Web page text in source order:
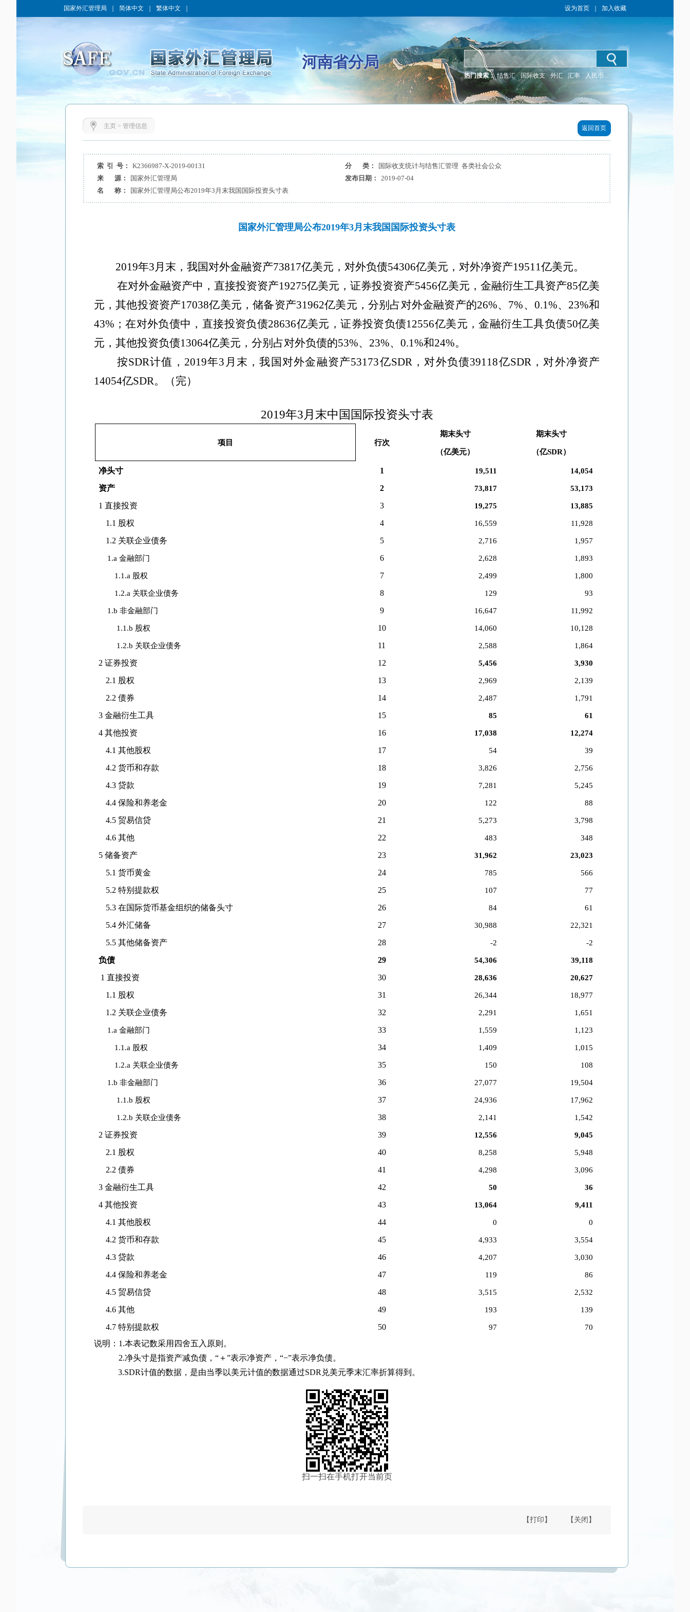
国家外汇管理局 简体中文 繁体中文 设为首页 加入收藏
河南省分局
热门搜索： 结售汇 国际收支 外汇 汇率 人民币
主页> 管理信息 返回首页
索 引 号： K2366987-X-2019-00131 分 类：
国际收支统计与结售汇管理 各类社会公众
来 源：
国家外汇管理局 发布日期：
2019-07-04
名 称：
国家外汇管理局公布2019年3月末我国国际投资头寸表
国家外汇管理局公布2019年3月末我国国际投资头寸表
2019年3月末，我国对外金融资产73817亿美元，对外负债54306亿美元，对外净资产19511亿美元。
在对外金融资产中，直接投资资产19275亿美元，证券投资资产5456亿美元，金融衍生工具资产85亿美
元，其他投资资产17038亿美元，储备资产31962亿美元，分别占对外金融资产的26%、 7%、 0.1%、 23%和
43% ；在对外负债中，直接投资负债28636亿美元，证券投资负债12556亿美元，金融衍生工具负债50亿美
元，其他投资负债13064亿美元，分别占对外负债的53%、 23%、 0.1%和24%。
按SDR计值， 2019年3 月末，我国对外金融资产53173亿SDR，对外负债39118亿SDR，对外净资产
14054亿SDR。（完）
2019年3月末中国国际投资头寸表
项目 行次
期末头寸
（亿美元）
期末头寸
（亿SDR）
净头寸 1 19,511 14,054
资产 2 73,817 53,173
1 直接投资 3 19,275 13,885
1.1 股权 4 16,559 11,928
1.2 关联企业债务 5 2,716 1,957
1.a 金融部门 6 2,628 1,893
1.1.a 股权 7 2,499 1,800
1.2.a 关联企业债务 8 129 93
1.b 非金融部门 9 16,647 11,992
1.1.b 股权 10 14,060 10,128
1.2.b 关联企业债务 11 2,588 1,864
2 证券投资 12 5,456 3,930
2.1 股权 13 2,969 2,139
2.2 债券 14 2,487 1,791
3 金融衍生工具 15 85 61
4 其他投资 16 17,038 12,274
4.1 其他股权 17 54 39
4.2 货币和存款 18 3,826 2,756
4.3 贷款 19 7,281 5,245
4.4 保险和养老金 20 122 88
4.5 贸易信贷 21 5,273 3,798
4.6 其他 22 483 348
5 储备资产 23 31,962 23,023
5.1 货币黄金 24 785 566
5.2 特别提款权 25 107 77
5.3 在国际货币基金组织的储备头寸 26 84 61
5.4 外汇储备 27 30,988 22,321
5.5 其他储备资产 28 -2 -2
负债 29 54,306 39,118
1 直接投资 30 28,636 20,627
1.1 股权 31 26,344 18,977
1.2 关联企业债务 32 2,291 1,651
1.a 金融部门 33 1,559 1,123
1.1.a 股权 34 1,409 1,015
1.2.a 关联企业债务 35 150 108
1.b 非金融部门 36 27,077 19,504
1.1.b 股权 37 24,936 17,962
1.2.b 关联企业债务 38 2,141 1,542
2 证券投资 39 12,556 9,045
2.1 股权 40 8,258 5,948
2.2 债券 41 4,298 3,096
3 金融衍生工具 42 50 36
4 其他投资 43 13,064 9,411
4.1 其他股权 44 0 0
4.2 货币和存款 45 4,933 3,554
4.3 贷款 46 4,207 3,030
4.4 保险和养老金 47 119 86
4.5 贸易信贷 48 3,515 2,532
4.6 其他 49 193 139
4.7 特别提款权 50 97 70
说明： 1.本表记数采用四舍五入原则。
2.净头寸是指资产减负债，“＋”表示净资产，“−”表示净负债。
3.SDR计值的数据，是由当季以美元计值的数据通过SDR 兑美元季末汇率折算得到。
扫一扫在手机打开当前页
【打印】 【关闭】